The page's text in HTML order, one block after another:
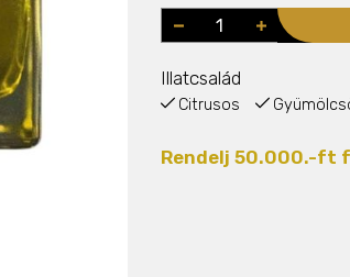
Illatcsalád
Citrusos
Rendelj 50.000.-ft